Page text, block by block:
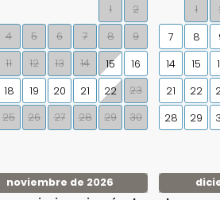
1
2
4 5 6 7 8
9
11 12 13 14 15
16
18 19 20 21 22
23
25 26 27 28 29
30
1
7
8
14
15
21
22
28
29
noviembre de 2026